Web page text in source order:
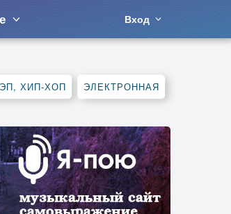
Вход
ХИП-ХОП ЭЛЕКТРОННАЯ